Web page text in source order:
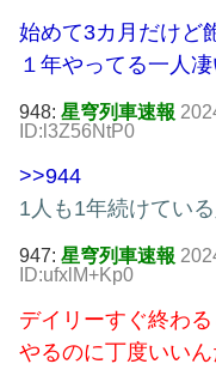
始めて3カ月だけど
１年やってる一人
948: 星穹列車速報
ID:l3Z56NtP0
>>944
1人も1年続けてい
947: 星穹列車速報
ID:ufxlM+Kp0
デイリーすぐ終わ
やるのに丁度いい